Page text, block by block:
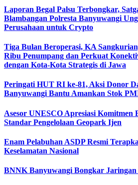
Laporan Begal Palsu Terbongkar,
Blambangan Polresta Banyuwangi
Perusahaan untuk Crypto
Tiga Bulan Beroperasi, KA
Ribu Penumpang dan Perkuat
dengan Kota-Kota Strategis di Jawa
Peringati HUT RI ke-81, Aksi Donor
Banyuwangi Bantu Amankan Stok
Asesor UNESCO Apresiasi Komitmen
Standar Pengelolaan Geopark Ijen
Enam Pelabuhan ASDP Resmi
Keselamatan Nasional
BNNK Banyuwangi Bongkar